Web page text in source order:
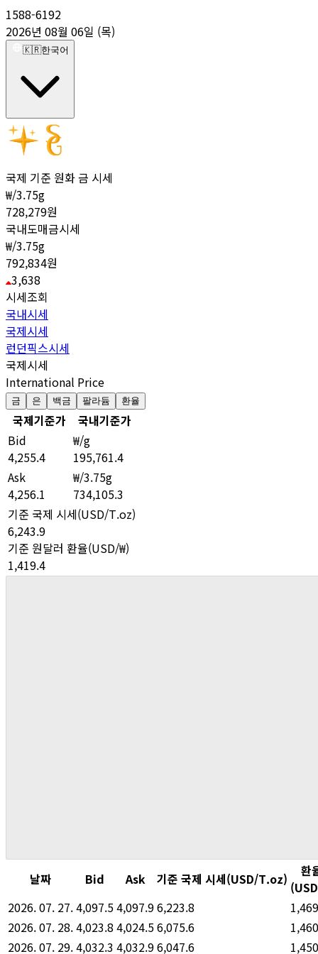
1588-6192
2026년 08월 06일 (목)
🇰🇷한국어
국제 기준 원화 금 시세
₩/3.75g
728,279원
국내도매금시세
₩/3.75g
792,834원
3,638
시세조회
국내시세
국제시세
런던픽스시세
국제시세
International Price
금 은 백금 팔라듐 환율
국제기준가
국내기준가
Bid
4,255.4
₩/g
195,761.4
Ask
4,256.1
₩/3.75g
734,105.3
기준 국제 시세(USD/T.oz)
6,243.9
기준 원달러 환율(USD/₩)
1,419.4
날짜 Bid Ask 기준 국제 시세(USD/T.oz)
환
2026. 07. 27.4,097.54,097.96,223.8
2026. 07. 28.4,023.8 4,024.56,075.6
2026. 07. 29.4,032.3 4,032.96,047.6